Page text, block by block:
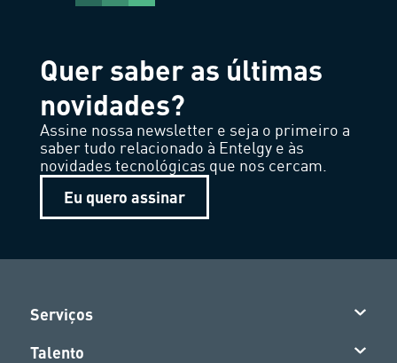
Quer saber as últimas
novidades?
Assine nossa newsletter e seja o primeiro a
saber tudo relacionado à Entelgy e às
novidades tecnológicas que nos cercam.
Eu quero assinar
Serviços
Talento